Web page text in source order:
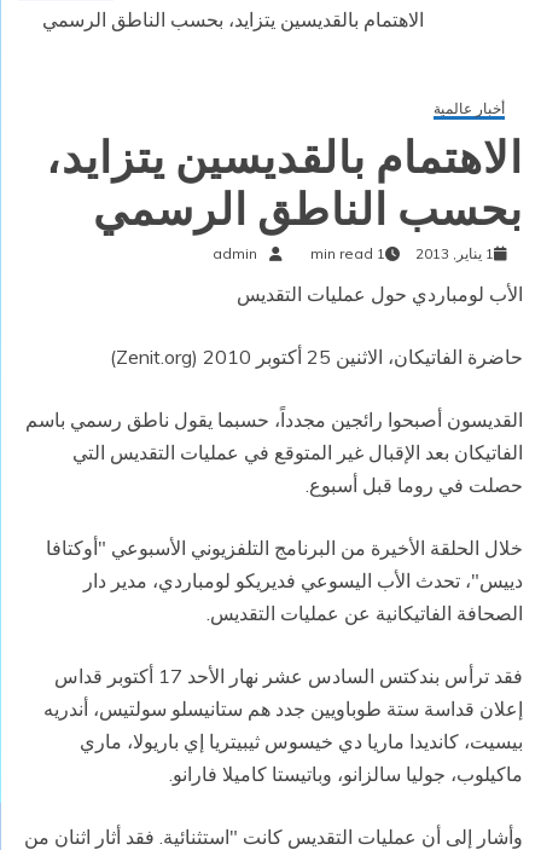
الاهتمام بالقديسين يتزايد، بحسب الناطق الرسمي
أخبار عالمية
الاهتمام بالقديسين يتزايد،
بحسب الناطق الرسمي
1 يناير, 2013 1 min read
admin
الأب لومباردي حول عمليات التقديس
حاضرة الفاتيكان، الاثنين 25 أكتوبر 2010 (Zenit.org)
القديسون أصبحوا رائجين مجدداً، حسبما يقول ناطق رسمي باسم
الفاتيكان بعد الإقبال غير المتوقع في عمليات التقديس التي
حصلت في روما قبل أسبوع.
خلال الحلقة الأخيرة من البرنامج التلفزيوني الأسبوعي "أوكتافا
دييس"، تحدث الأب اليسوعي فديريكو لومباردي، مدير دار
الصحافة الفاتيكانية عن عمليات التقديس.
فقد ترأس بندكتس السادس عشر نهار الأحد 17 أكتوبر قداس
إعلان قداسة ستة طوباويين جدد هم ستانيسلو سولتيس، أندريه
بيسيت، كانديدا ماريا دي خيسوس ثيبيتريا إي باريولا، ماري
ماكيلوب، جوليا سالزانو، وباتيستا كاميلا فارانو.
وأشار إلى أن عمليات التقديس كانت "استثنائية. فقد أثار اثنان من